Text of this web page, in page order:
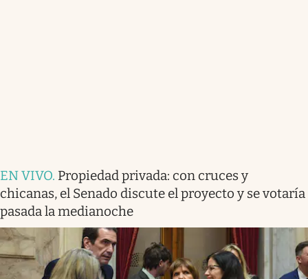
EN VIVO. Propiedad privada: con cruces y
chicanas, el Senado discute el proyecto y se votaría
pasada la medianoche